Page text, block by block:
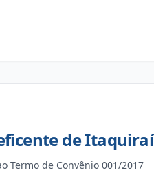
de Itaquiraí
Termo de Convênio 001/2017